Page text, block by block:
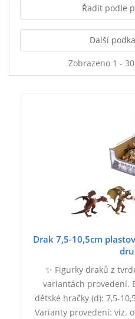
Řadit podle
Další
Zobrazeno 1 -
Drak 7,5-10,5cm
✨ Figurky draků z
variantách provedení.
dětské hračky (d): 7,5-
Varianty provedení: viz.